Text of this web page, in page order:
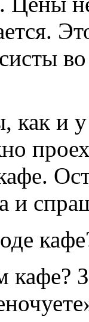
как и
и
кафе?